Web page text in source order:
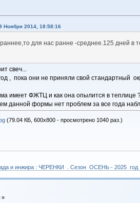
Ноября 2014, 18:58:16
для нас ранне -среднее.125 дней в
свеч...
, пока они не приняли свой стандартный
имеет ФЖТЦ и как она опылится в теплице
данной формы нет проблем за все года
(79.04 КБ, 600x800 - просмотрено 1040 раз.)
и инжира : ЧЕРЕНКИ . Сезон ОСЕНЬ - 2025 год
»